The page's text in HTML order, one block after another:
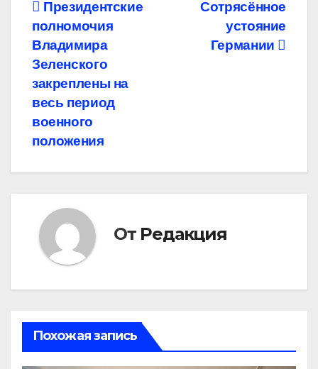
Навигация
по
записям
Сотрясённое
устояние
Германии
Президентские
полномочия
Владимира
Зеленского
закреплены на
весь период
военного
положения
От Редакция
Похожая запись